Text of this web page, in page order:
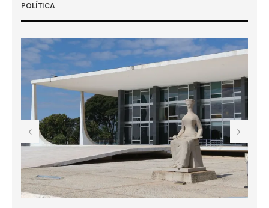
POLÍTICA